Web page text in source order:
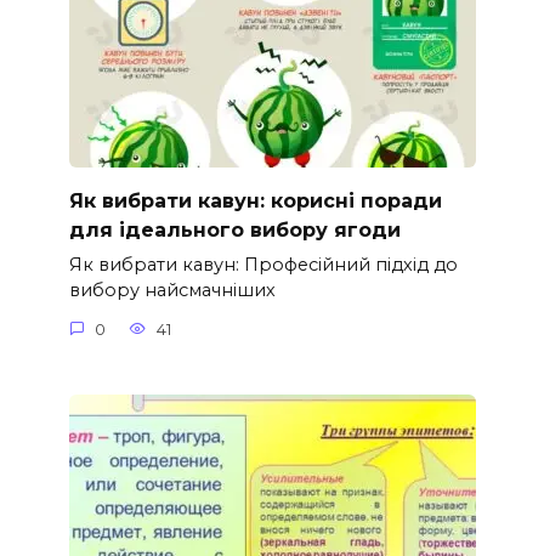
Як вибрати кавун: корисні поради
для ідеального вибору ягоди
Як вибрати кавун: Професійний підхід до
вибору найсмачніших
0 41